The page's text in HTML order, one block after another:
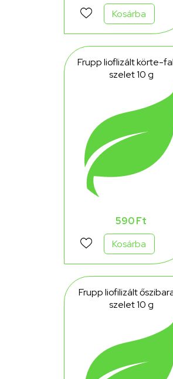
Kosárba
Frupp lioflizált körte-
szelet 10 g
590 Ft
Kosárba
Frupp liofilizált
szelet 10 g